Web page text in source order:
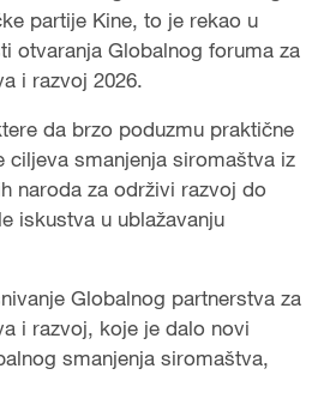
partije Kine, to je rekao u
otvaranja Globalnog foruma za
i razvoj 2026.
da brzo poduzmu praktične
ciljeva smanjenja siromaštva iz
naroda za održivi razvoj do
iskustva u ublažavanju
Globalnog partnerstva za
i razvoj, koje je dalo novi
smanjenja siromaštva,